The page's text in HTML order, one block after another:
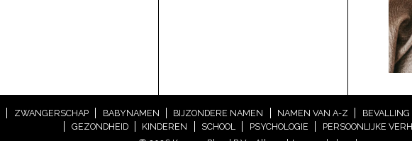
ZWANGERSCHAP BABYNAMEN BIJZONDERE NAMEN NAMEN VAN A-Z BEVALLING
GEZONDHEID
KINDEREN SCHOOL PSYCHOLOGIE
PERSOONLIJKE